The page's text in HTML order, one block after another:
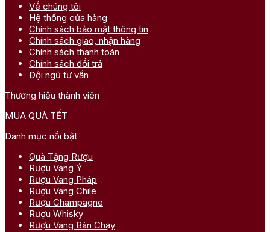
Về chúng tôi
Hệ thống cửa hàng
Chính sách bảo mật thông tin
Chính sách giao, nhận hàng
Chính sách thanh toán
Chính sách đổi trả
Đội ngũ tư vấn
Thương hiệu thành viên
MUA QUÀ TẾT
Danh mục nổi bật
Quà Tặng Rượu
Rượu Vang Ý
Rượu Vang Pháp
Rượu Vang Chile
Rượu Champagne
Rượu Whisky
Rượu Vang Bán Chạy